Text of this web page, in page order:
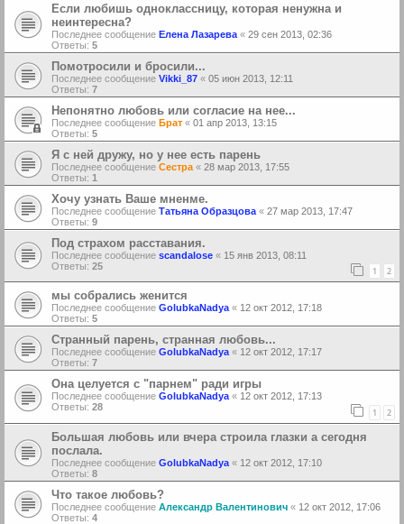
Если любишь одноклассницу, которая ненужна и
неинтересна?
Последнее сообщение Елена Лазарева « 29 сен 2013, 02:36
Ответы: 5
Помотросили и бросили...
Последнее сообщение Vikki_87 « 05 июн 2013, 12:11
Ответы: 7
Непонятно любовь или согласие на нее...
Последнее сообщение Брат « 01 апр 2013, 13:15
Ответы: 5
Я с ней дружу, но у нее есть парень
Последнее сообщение Сестра « 28 мар 2013, 17:55
Ответы: 1
Хочу узнать Ваше мненме.
Последнее сообщение Татьяна Образцова « 27 мар 2013, 17:47
Ответы: 9
Под страхом расставания.
Последнее сообщение scandalose « 15 янв 2013, 08:11
Ответы: 25 1 2
мы собрались женится
Последнее сообщение GolubkaNadya « 12 окт 2012, 17:18
Ответы: 5
Странный парень, странная любовь...
Последнее сообщение GolubkaNadya « 12 окт 2012, 17:17
Ответы: 7
Она целуется с "парнем" ради игры
Последнее сообщение GolubkaNadya « 12 окт 2012, 17:13
Ответы: 28 1 2
Большая любовь или вчера строила глазки а сегодня
послала.
Последнее сообщение GolubkaNadya « 12 окт 2012, 17:10
Ответы: 8
Что такое любовь?
Последнее сообщение Александр Валентинович « 12 окт 2012, 17:06
Ответы: 4